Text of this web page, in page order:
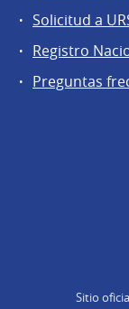
Solicitud a
Registro
Preguntas
Sitio